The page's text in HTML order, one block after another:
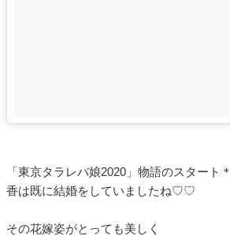
「東京タラレバ娘2020」物語のスタート＊
香は既に結婚をしていましたね♡♡
その花嫁姿がとっても美しく